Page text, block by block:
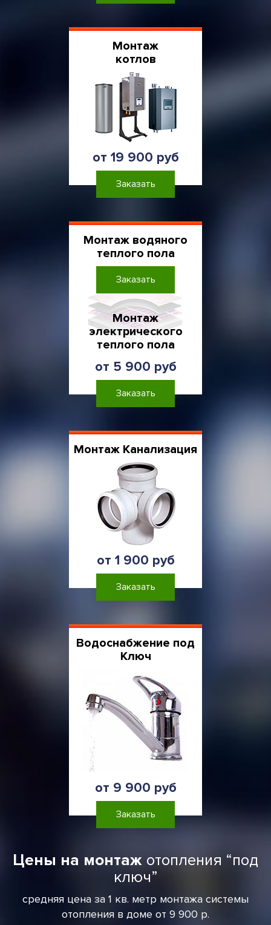
Монтаж
котлов
от 19 900 руб
Заказать
Монтаж водяного
теплого пола
Заказать
Монтаж
электрического
теплого пола
от 5 900 руб
Заказать
Монтаж Канализация
от 1 900 руб
Заказать
Водоснабжение под
Ключ
от 9 900 руб
Заказать
Цены на монтаж отопления “под
ключ”
средняя цена за 1 кв. метр монтажа системы
отопления в доме от 9 900 р.